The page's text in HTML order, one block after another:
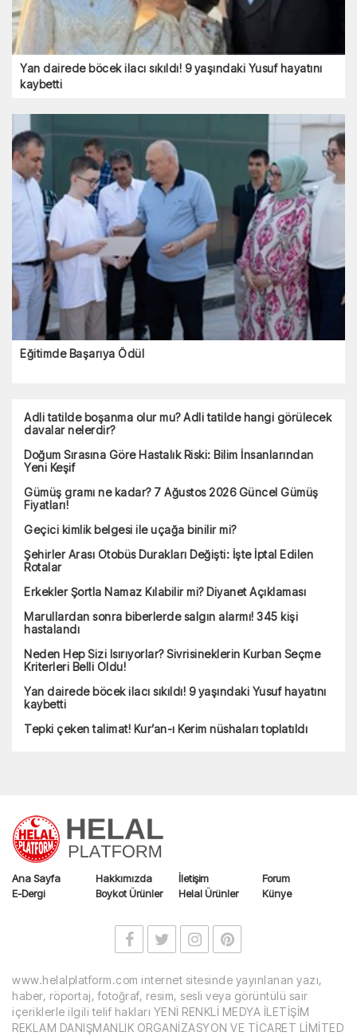
Yan dairede böcek ilacı sıkıldı! 9 yaşındaki Yusuf hayatını
kaybetti
Eğitimde Başarıya Ödül
Adli tatilde boşanma olur mu? Adli tatilde hangi görülecek
davalar nelerdir?
Doğum Sırasına Göre Hastalık Riski: Bilim İnsanlarından
Yeni Keşif
Gümüş gramı ne kadar? 7 Ağustos 2026 Güncel Gümüş
Fiyatları!
Geçici kimlik belgesi ile uçağa binilir mi?
Şehirler Arası Otobüs Durakları Değişti: İşte İptal Edilen
Rotalar
Erkekler Şortla Namaz Kılabilir mi? Diyanet Açıklaması
Marullardan sonra biberlerde salgın alarmı! 345 kişi
hastalandı
Neden Hep Sizi Isırıyorlar? Sivrisineklerin Kurban Seçme
Kriterleri Belli Oldu!
Yan dairede böcek ilacı sıkıldı! 9 yaşındaki Yusuf hayatını
kaybetti
Tepki çeken talimat! Kur’an-ı Kerim nüshaları toplatıldı
Ana Sayfa Hakkımızda İletişim
Forum
E-Dergi
Boykot Ürünler Helal Ürünler Künye
www.helalplatform.com internet sitesinde yayınlanan yazı,
haber, röportaj, fotoğraf, resim, sesli veya görüntülü sair
içeriklerle ilgili telif hakları YENİ RENKLİ MEDYA İLETİŞİM
REKLAM DANIŞMANLIK ORGANİZASYON VE TİCARET LİMİTED